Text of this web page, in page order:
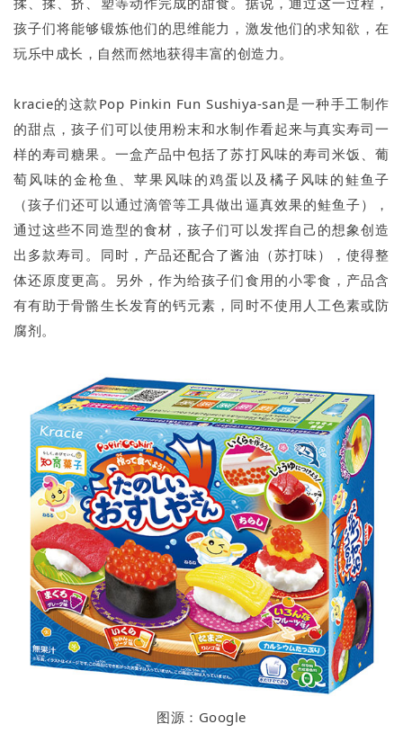
孩子们将能够锻炼他们的思维能力，激发他们的求知欲，在
玩乐中成长，自然而然地获得丰富的创造力。
kracie的这款Pop Pinkin Fun Sushiya-san是一种手工制作
的甜点，孩子们可以使用粉末和水制作看起来与真实寿司一
样的寿司糖果。一盒产品中包括了苏打风味的寿司米饭、葡
萄风味的金枪鱼、苹果风味的鸡蛋以及橘子风味的鲑鱼子
（孩子们还可以通过滴管等工具做出逼真效果的鲑鱼子），
通过这些不同造型的食材，孩子们可以发挥自己的想象创造
出多款寿司。同时，产品还配合了酱油（苏打味），使得整
体还原度更高。另外，作为给孩子们食用的小零食，产品含
有有助于骨骼生长发育的钙元素，同时不使用人工色素或防
腐剂。
图源：Google